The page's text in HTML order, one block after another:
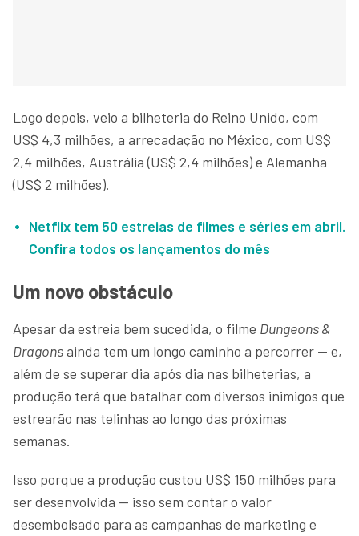
Logo depois, veio a bilheteria do Reino Unido, com
US$ 4,3 milhões, a arrecadação no México, com US$
2,4 milhões, Austrália (US$ 2,4 milhões) e Alemanha
(US$ 2 milhões).
Netflix tem 50 estreias de filmes e séries em abril.
Confira todos os lançamentos do mês
Um novo obstáculo
Apesar da estreia bem sucedida, o filme Dungeons &
Dragonsainda tem um longo caminho a percorrer — e,
além de se superar dia após dia nas bilheterias, a
produção terá que batalhar com diversos inimigos que
estrearão nas telinhas ao longo das próximas
semanas.
Isso porque a produção custou US$ 150 milhões para
ser desenvolvida — isso sem contar o valor
desembolsado para as campanhas de marketing e